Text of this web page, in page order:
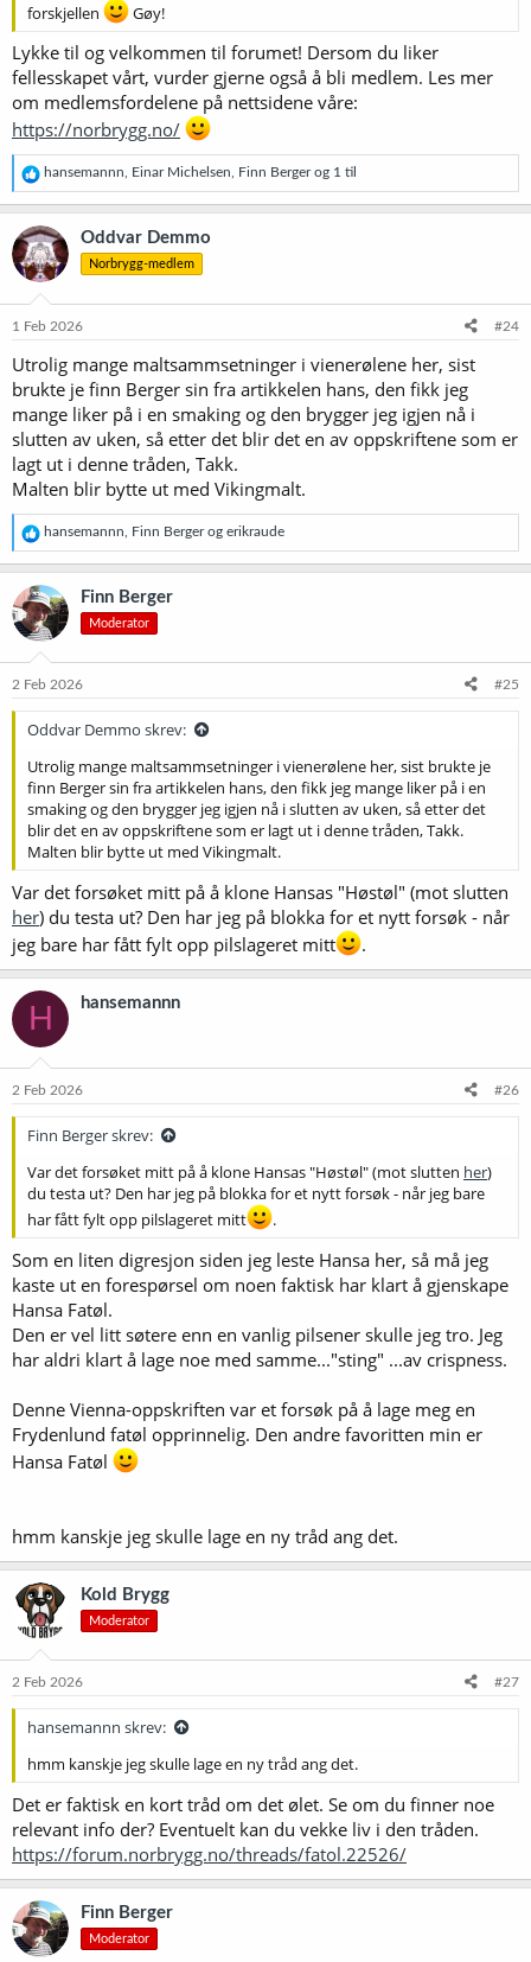
forskjellen
Gøy!
Lykke til og velkommen til forumet! Dersom du liker
fellesskapet vårt, vurder gjerne også å bli medlem. Les mer
om medlemsfordelene på nettsidene våre:
https://norbrygg.no/
R
e
a
k
s
j
o
e
:
hansemannn Einar Michelsen Finn Bergerog 1 til
Oddvar Demmo
Norbrygg-medlem
1 Feb 2026 #24
Utrolig mange maltsammsetninger i vienerølene her, sist
brukte je finn Berger sin fra artikkelen hans, den fikk jeg
mange liker på i en smaking og den brygger jeg igjen nå i
slutten av uken, så etter det blir det en av oppskriftene som er
lagt ut i denne tråden, Takk.
Malten blir bytte ut med Vikingmalt.
R
e
a
k
s
j
o
e
hansemannn Finn Bergerog erikraude
Finn Berger
Moderator
2 Feb 2026 #25
Oddvar Demmo skrev:
Utrolig mange maltsammsetninger i vienerølene her, sist brukte je
finn Berger sin fra artikkelen hans, den fikk jeg mange liker på i en
smaking og den brygger jeg igjen nå i slutten av uken, så etter det
blir det en av oppskriftene som er lagt ut i denne tråden, Takk.
Malten blir bytte ut med Vikingmalt.
Var det forsøket mitt på å klone Hansas "Høstøl" (mot slutten
her) du testa ut? Den har jeg på blokka for et nytt forsøk - når
jeg bare har fått fylt opp pilslageret mitt
.
H hansemannn
2 Feb 2026 #26
Finn Berger skrev:
Var det forsøket mitt på å klone Hansas "Høstøl" (mot slutten her)
du testa ut? Den har jeg på blokka for et nytt forsøk - når jeg bare
har fått fylt opp pilslageret mitt
.
Som en liten digresjon siden jeg leste Hansa her, så må jeg
kaste ut en forespørsel om noen faktisk har klart å gjenskape
Hansa Fatøl.
Den er vel litt søtere enn en vanlig pilsener skulle jeg tro. Jeg
har aldri klart å lage noe med samme..."sting" ...av crispness.
Denne Vienna-oppskriften var et forsøk på å lage meg en
Frydenlund fatøl opprinnelig. Den andre favoritten min er
Hansa Fatøl
hmm kanskje jeg skulle lage en ny tråd ang det.
Kold Brygg
Moderator
2 Feb 2026 #27
hansemannn skrev:
hmm kanskje jeg skulle lage en ny tråd ang det.
Det er faktisk en kort tråd om det ølet. Se om du finner noe
relevant info der? Eventuelt kan du vekke liv i den tråden.
https://forum.norbrygg.no/threads/fatol.22526/
Finn Berger
Moderator